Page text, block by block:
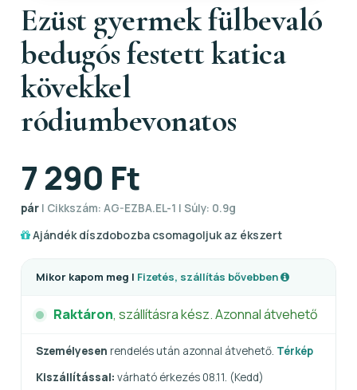
Ezüst gyermek fülbevaló
bedugós festett katica
kövekkel
ródiumbevonatos
7 290 Ft
pár | Cikkszám: AG-EZBA.EL-1 | Súly: 0.9g
Ajándék díszdobozba csomagoljuk az ékszert
Mikor kapom meg | Fizetés, szállítás bővebben
Raktáron, szállításra kész. Azonnal átvehető
Személyesen rendelés után azonnal átvehető. Térkép
Kiszállítással: várható érkezés 08.11. (Kedd)